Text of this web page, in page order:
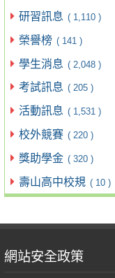
研習訊息 ( 1,110 )
榮譽榜 ( 141 )
學生消息 ( 2,048 )
考試訊息 ( 205 )
活動訊息 ( 1,531 )
校外競賽 ( 220 )
獎助學金 ( 320 )
壽山高中校規 ( 10 )
網站安全政策